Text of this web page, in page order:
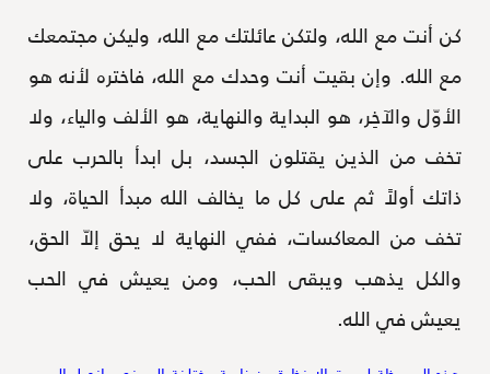
كن أنت مع الله، ولتكن عائلتك مع الله، وليكن مجتمعك
مع الله. وإن بقيت أنت وحدك مع الله، فاختره لأنه هو
الأوّل والآخِر، هو البداية والنهاية، هو الألف والياء، ولا
تخف من الذين يقتلون الجسد، بل ابدأ بالحرب على
ذاتك أولاً ثم على كل ما يخالف الله مبدأ الحياة، ولا
تخف من المعاكسات، ففي النهاية لا يحق إلاّ الحق،
والكل يذهب ويبقى الحب، ومن يعيش في الحب
يعيش في الله.